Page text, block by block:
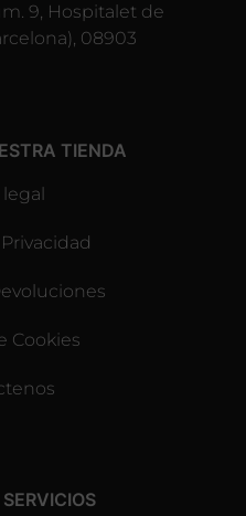
9, Hospitalet de
08903
TIENDA
legal
Cookies